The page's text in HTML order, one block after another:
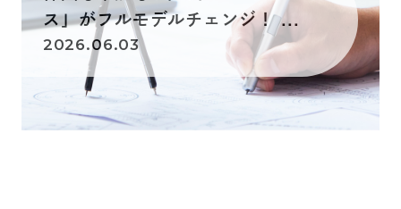
ス」がフルモデルチェンジ！ ...
2026.06.03